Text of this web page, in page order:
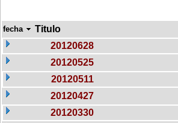
fecha Titulo
20120628
20120525
20120511
20120427
20120330